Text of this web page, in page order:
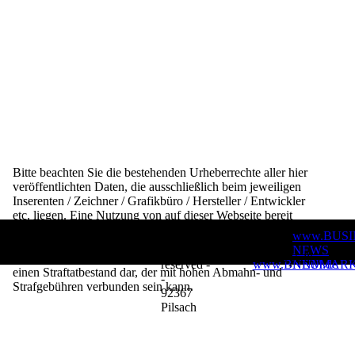
reserved -
www.BNNM.de
-
NEWS
-
92367
Pilsach
Bitte beachten Sie die bestehenden Urheberrechte aller hier
veröffentlichten Daten, die ausschließlich beim jeweiligen
Inserenten / Zeichner / Grafikbüro / Hersteller /Entwickler
etc. liegen. Eine Nutzung von auf dieser Webseite bereit
schriftliche Bewilligung des jeweiligen Rechteinhabers stellt
einen Straftatbestand dar, der mit hohen Abmahn- und
Strafgebühren verbunden sein kann.